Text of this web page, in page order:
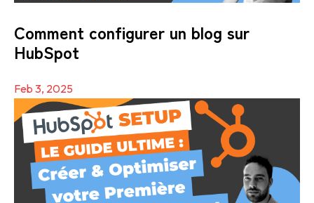
Comment configurer un blog sur
HubSpot
Feb 3, 2025